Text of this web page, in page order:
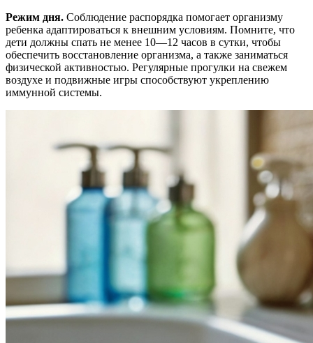
Режим дня. Соблюдение распорядка помогает организму
ребенка адаптироваться к внешним условиям. Помните, что
дети должны спать не менее 10—12 часов в сутки, чтобы
обеспечить восстановление организма, а также заниматься
физической активностью. Регулярные прогулки на свежем
воздухе и подвижные игры способствуют укреплению
иммунной системы.